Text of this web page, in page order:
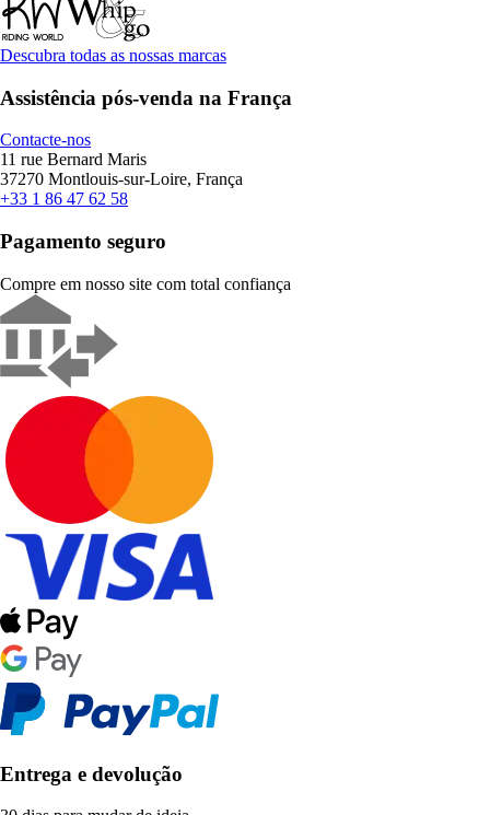
Descubra todas as nossas marcas
Assistência pós-venda na França
Contacte-nos
11 rue Bernard Maris
37270 Montlouis-sur-Loire, França
+33 1 86 47 62 58
Pagamento seguro
Compre em nosso site com total confiança
Entrega e devolução